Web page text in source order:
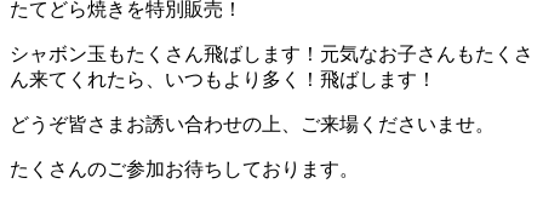
たてどら焼きを特別販売！
シャボン玉もたくさん飛ばします！元気なお子さんもたくさ
ん来てくれたら、いつもより多く！飛ばします！
どうぞ皆さまお誘い合わせの上、ご来場くださいませ。
たくさんのご参加お待ちしております。